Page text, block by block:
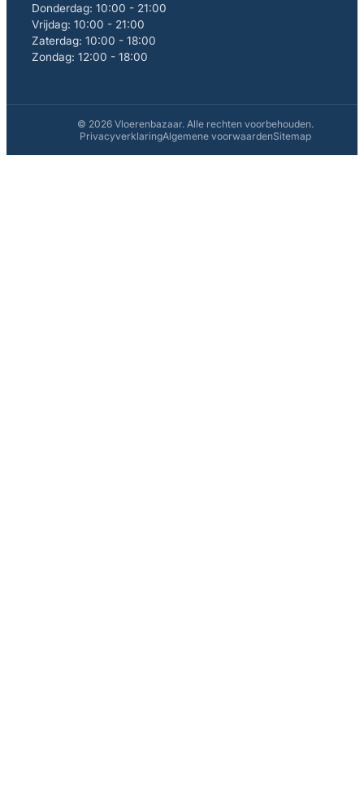
Donderdag: 10:00 - 21:00
Vrijdag: 10:00 - 21:00
Zaterdag: 10:00 - 18:00
Zondag: 12:00 - 18:00
© 2026 Vloerenbazaar. Alle rechten voorbehouden.
PrivacyverklaringAlgemene voorwaardenSitemap